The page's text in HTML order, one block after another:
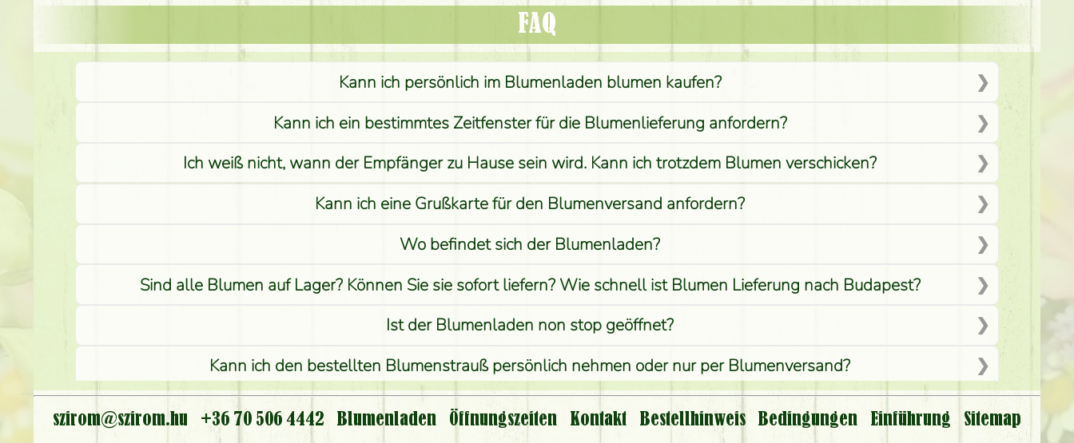
FAQ
Kann ich persönlich im Blumenladen blumen kaufen?
Kann ich ein bestimmtes Zeitfenster für die Blumenlieferung anfordern?
Ich weiß nicht, wann der Empfänger zu Hause sein wird. Kann ich trotzdem Blumen verschicken?
Kann ich eine Grußkarte für den Blumenversand anfordern?
Wo befindet sich der Blumenladen?
Sind alle Blumen auf Lager? Können Sie sie sofort liefern? Wie schnell ist Blumen Lieferung nach Budapest?
Ist der Blumenladen non stop geöffnet?
Kann ich den bestellten Blumenstrauß persönlich nehmen oder nur per Blumenversand?
Ist eine Bestellung für ländliche Gebiete möglich?
szirom@szirom.hu +36 70 506 4442 Blumenladen Öffnungszeiten Kontakt Bestellhinweis Bedingungen Einführung
Sitemap